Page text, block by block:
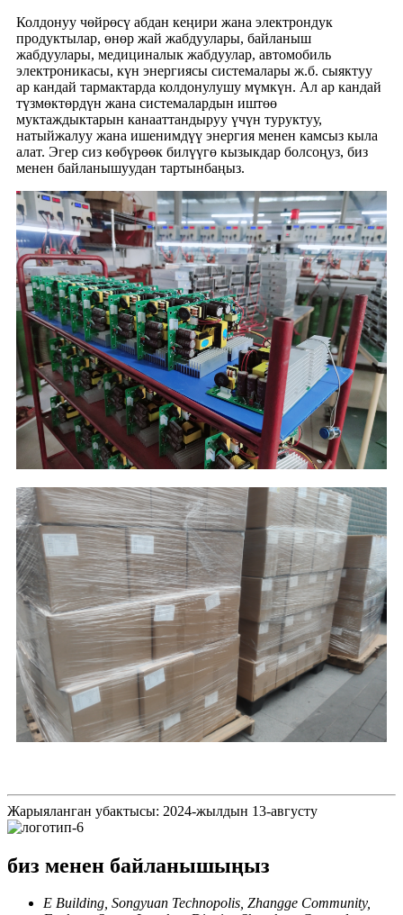
Колдонуу чөйрөсү абдан кеңири жана электрондук
продуктылар, өнөр жай жабдуулары, байланыш
жабдуулары, медициналык жабдуулар, автомобиль
электроникасы, күн энергиясы системалары ж.б. сыяктуу
ар кандай тармактарда колдонулушу мүмкүн. Ал ар кандай
түзмөктөрдүн жана системалардын иштөө
муктаждыктарын канааттандыруу үчүн туруктуу,
натыйжалуу жана ишенимдүү энергия менен камсыз кыла
алат. Эгер сиз көбүрөөк билүүгө кызыкдар болсоңуз, биз
менен байланышуудан тартынбаңыз.
Жарыяланган убактысы: 2024-жылдын 13-августу
биз менен байланышыңыз
E Building, Songyuan Technopolis, Zhangge Community,